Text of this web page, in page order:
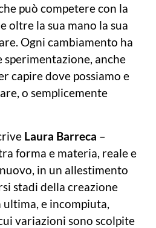
può competere con la
oltre la sua mano la sua
Ogni cambiamento ha
sperimentazione, anche
capire dove possiamo e
o semplicemente
Laura Barreca –
forma e materia, reale e
in un allestimento
stadi della creazione
ultima, e incompiuta,
variazioni sono scolpite